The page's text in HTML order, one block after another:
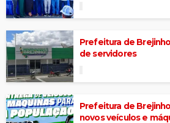
Prefeitura de
de servidores
Prefeitura de
novos veículos e